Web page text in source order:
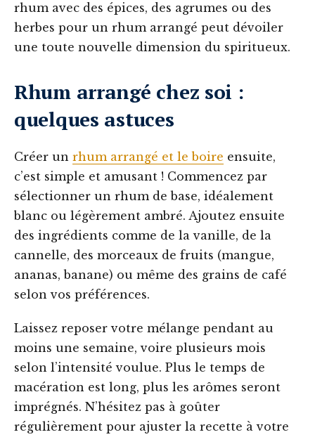
rhum avec des épices, des agrumes ou des
herbes pour un rhum arrangé peut dévoiler
une toute nouvelle dimension du spiritueux.
Rhum arrangé chez soi :
quelques astuces
Créer un rhum arrangé et le boire ensuite,
c’est simple et amusant ! Commencez par
sélectionner un rhum de base, idéalement
blanc ou légèrement ambré. Ajoutez ensuite
des ingrédients comme de la vanille, de la
cannelle, des morceaux de fruits (mangue,
ananas, banane) ou même des grains de café
selon vos préférences.
Laissez reposer votre mélange pendant au
moins une semaine, voire plusieurs mois
selon l’intensité voulue. Plus le temps de
macération est long, plus les arômes seront
imprégnés. N’hésitez pas à goûter
régulièrement pour ajuster la recette à votre